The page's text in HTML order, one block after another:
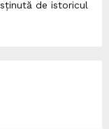
de istoricul